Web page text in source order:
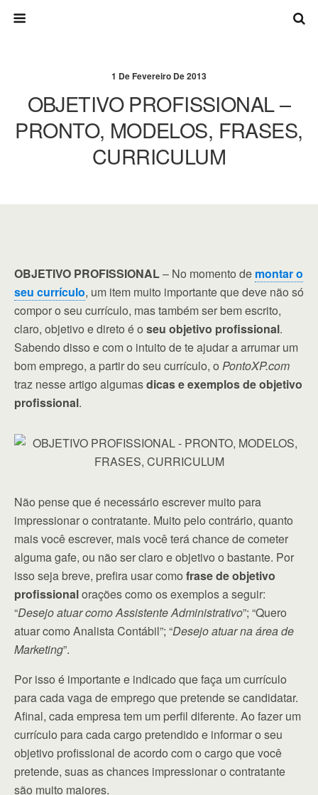
1 De Fevereiro De 2013
OBJETIVO PROFISSIONAL –
PRONTO, MODELOS, FRASES,
CURRICULUM
OBJETIVO PROFISSIONAL– No momento de montar o
seu currículo, um item muito importante que deve não só
compor o seu currículo, mas também ser bem escrito,
claro, objetivo e direto é o seu objetivo profissional.
Sabendo disso e com o intuito de te ajudar a arrumar um
bom emprego, a partir do seu currículo, o PontoXP.com
traz nesse artigo algumasdicas e exemplos de objetivo
profissional.
Não pense que é necessário escrever muito para
impressionar o contratante. Muito pelo contrário, quanto
mais você escrever, mais você terá chance de cometer
alguma gafe, ou não ser claro e objetivo o bastante. Por
isso seja breve, prefira usar como frase de objetivo
profissionalorações como os exemplos a seguir:
“Desejo atuar como Assistente Administrativo”; “Quero
atuar como Analista Contábil”; “Desejo atuar na área de
Marketing”.
Por isso é importante e indicado que faça um currículo
para cada vaga de emprego que pretende se candidatar.
Afinal, cada empresa tem um perfil diferente. Ao fazer um
currículo para cada cargo pretendido e informar o seu
objetivo profissional de acordo com o cargo que você
pretende, suas as chances impressionar o contratante
são muito maiores.